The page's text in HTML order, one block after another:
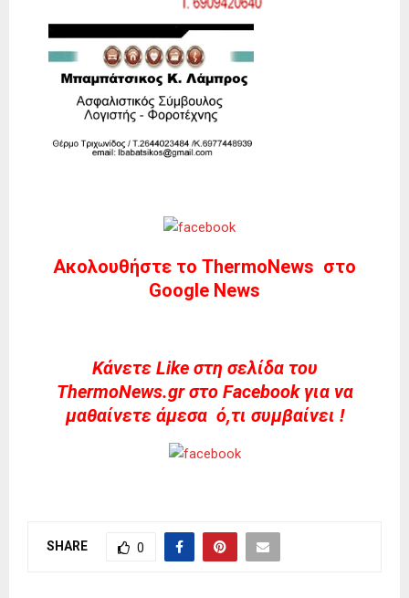
Ακολουθήστε το ThermoNews στο
Google News
Kάνετε Like στη σελίδα του
ThermoNews.gr στο Facebook για να
μαθαίνετε άμεσα ό,τι συμβαίνει !
SHARE 0